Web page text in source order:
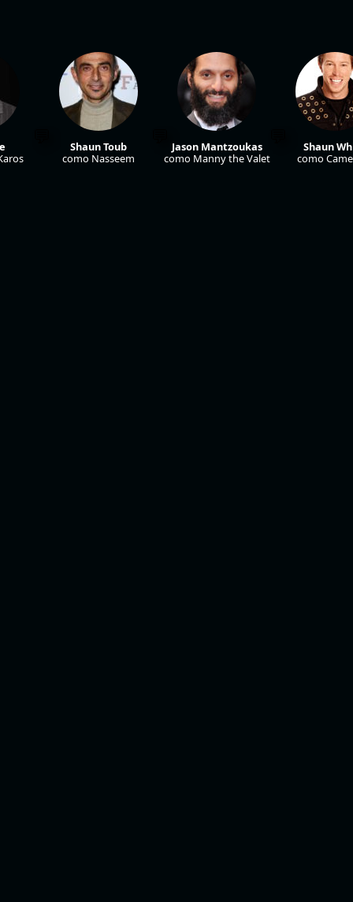
Shaun Toub
como Nasseem
Jason Mantzoukas
como Manny the Valet
Shaun
como